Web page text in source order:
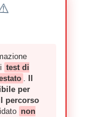
test di
.
per
percorso
non